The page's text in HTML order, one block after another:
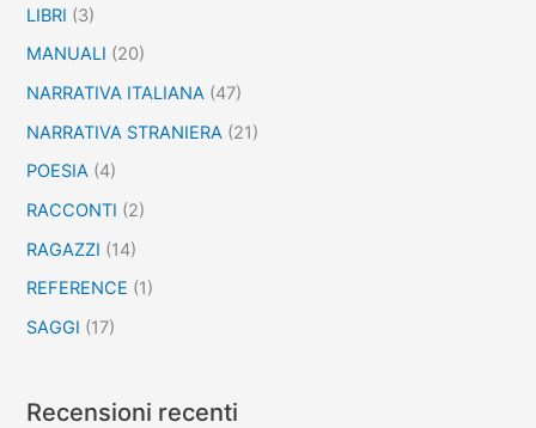
LIBRI (3)
MANUALI (20)
NARRATIVA ITALIANA (47)
NARRATIVA STRANIERA (21)
POESIA (4)
RACCONTI (2)
RAGAZZI (14)
REFERENCE (1)
SAGGI (17)
Recensioni recenti